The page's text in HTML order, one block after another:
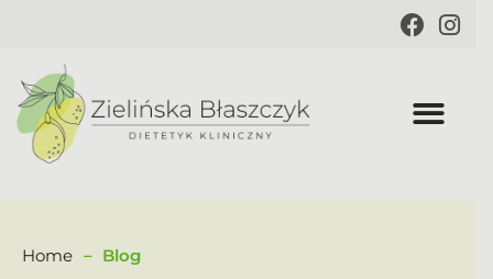
Home Blog